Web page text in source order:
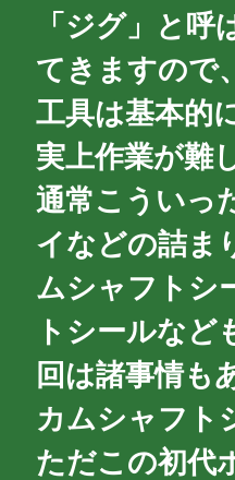
「ジグ」と
てきますので
工具は基本的
実上作業が難
通常こういっ
イなどの詰ま
ムシャフトシ
トシールなど
回は諸事情も
カムシャフト
ただこの初代